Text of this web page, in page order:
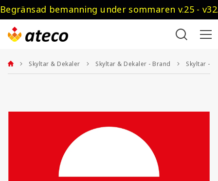
Begränsad bemanning under sommaren v.25 -
Skyltar & Dekaler Skyltar & Dekaler - Brand Skyltar -